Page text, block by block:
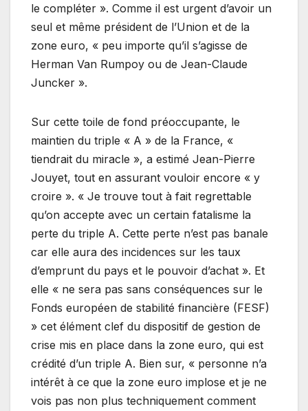
le compléter ». Comme il est urgent d’avoir un
seul et même président de l’Union et de la
zone euro, « peu importe qu’il s’agisse de
Herman Van Rumpoy ou de Jean-Claude
Juncker ».
Sur cette toile de fond préoccupante, le
maintien du triple « A » de la France, «
tiendrait du miracle », a estimé Jean-Pierre
Jouyet, tout en assurant vouloir encore « y
croire ». « Je trouve tout à fait regrettable
qu’on accepte avec un certain fatalisme la
perte du triple A. Cette perte n’est pas banale
car elle aura des incidences sur les taux
d’emprunt du pays et le pouvoir d’achat ». Et
elle « ne sera pas sans conséquences sur le
Fonds européen de stabilité financière (FESF)
» cet élément clef du dispositif de gestion de
crise mis en place dans la zone euro, qui est
crédité d’un triple A. Bien sur, « personne n’a
intérêt à ce que la zone euro implose et je ne
vois pas non plus techniquement comment